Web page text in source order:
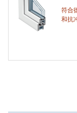
符合
和抗